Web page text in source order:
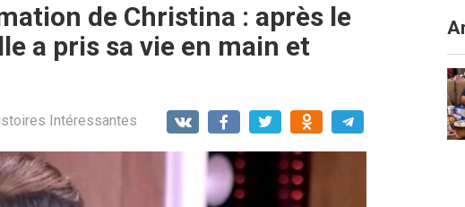
de Christina : après le
a pris sa vie en main et
Intéressantes